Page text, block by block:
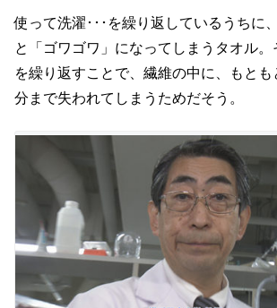
使って洗濯･･･を繰り返しているうちに
と「ゴワゴワ」になってしまうタオル
を繰り返すことで、繊維の中に、もと
分まで失われてしまうためだそう。